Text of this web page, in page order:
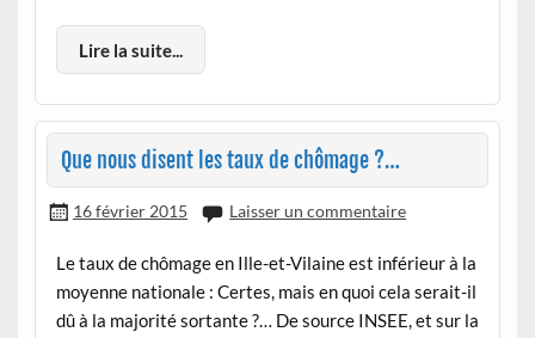
Lire la suite...
Que nous disent les taux de chômage ?…
16 février 2015 Laisser un commentaire
Le taux de chômage en Ille-et-Vilaine est inférieur à la
moyenne nationale : Certes, mais en quoi cela serait-il
dû à la majorité sortante ?… De source INSEE, et sur la